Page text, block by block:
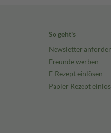
So geht's
Newsletter
Freunde werben
E-Rezept einlösen
Papier Rezept